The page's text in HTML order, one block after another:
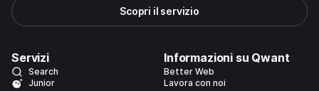
Scopri il servizio
Servizi
Search
Junior
Informazioni su Qwant
Better Web
Lavora con noi